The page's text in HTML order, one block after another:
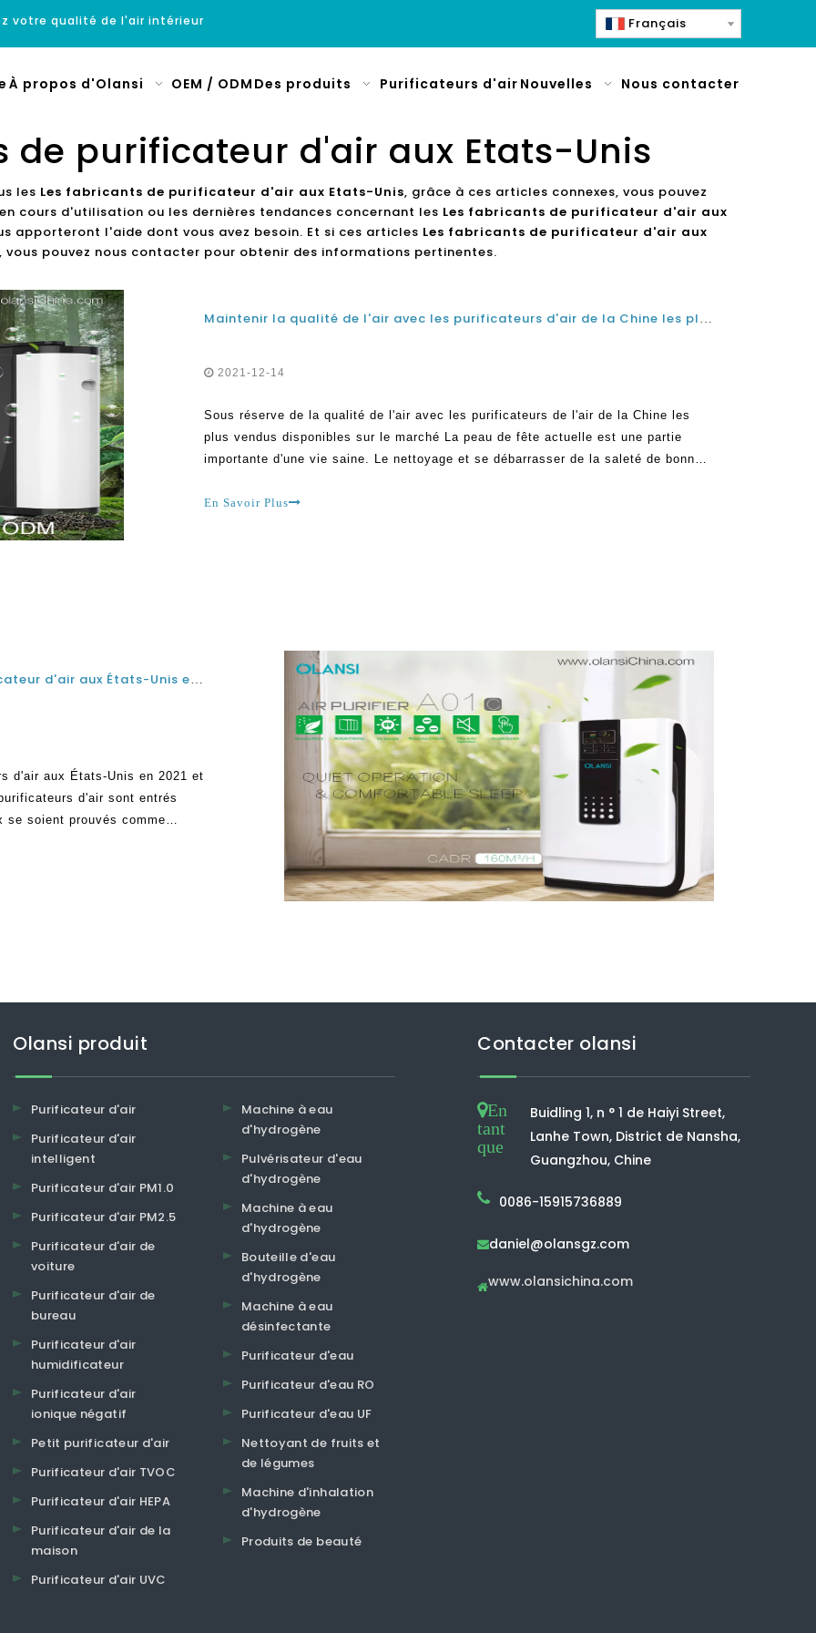
votre qualité de l'air intérieur Français
À propos d'Olansi OEM / ODM Des produits Purificateurs d'air Nouvelles Nous contacter
de purificateur d'air aux Etats-Unis
les Les fabricants de purificateur d'air aux Etats-Unis, grâce à ces articles connexes, vous pouvez
cours d'utilisation ou les dernières tendances concernant les Les fabricants de purificateur d'air aux
apporteront l'aide dont vous avez besoin. Et si ces articles Les fabricants de purificateur d'air aux
vous pouvez nous contacter pour obtenir des informations pertinentes.
Maintenir la qualité de l'air avec les purificateurs d'air de la Chine les plus vendus disponibles sur le marché aujourd'hui
2021-12-14
Sous réserve de la qualité de l'air avec les purificateurs de l'air de la Chine les
plus vendus disponibles sur le marché La peau de fête actuelle est une partie
importante d'une vie saine. Le nettoyage et se débarrasser de la saleté de bonne
Avec nettoyage régulier,
En Savoir Plus
Quels sont les meilleurs fabricants de purificateur d'air aux États-Unis en 2021 et 2022?
d'air aux États-Unis en 2021 et
d'air sont entrés
se soient prouvés comme
Olansi produit
Purificateur d'air
Purificateur d'air
intelligent
Purificateur d'air PM1.0
Purificateur d'air PM2.5
Purificateur d'air de
voiture
Purificateur d'air de
bureau
Purificateur d'air
humidificateur
Purificateur d'air
ionique négatif
Petit purificateur d'air
Purificateur d'air TVOC
Purificateur d'air HEPA
Purificateur d'air de la
maison
Purificateur d'air UVC
Machine à eau
d'hydrogène
Pulvérisateur d'eau
d'hydrogène
Machine à eau
d'hydrogène
Bouteille d'eau
d'hydrogène
Machine à eau
désinfectante
Purificateur d'eau
Purificateur d'eau RO
Purificateur d'eau UF
Nettoyant de fruits et
de légumes
Machine d'inhalation
d'hydrogène
Produits de beauté
Contacter olansi
En
tant
que
Buidling 1, n ° 1 de Haiyi Street,
Lanhe Town, District de Nansha,
Guangzhou, Chine
0086-15915736889
daniel@olansgz.com
www.olansichina.com